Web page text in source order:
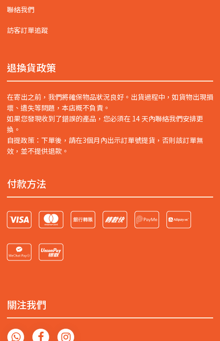
聯絡我們
訪客訂單追蹤
退換貨政策
在寄出之前，我們將確保物品狀況良好。出貨過程中，如貨物出現損
壞、遺失等問題，本店概不負責。
如果您發現收到了錯誤的產品，您必須在 14 天內聯絡我們安排更
換。
自提政策：下單後，請在3個月內出示訂單號提貨，否則該訂單無
效，並不提供退款。
付款方法
關注我們